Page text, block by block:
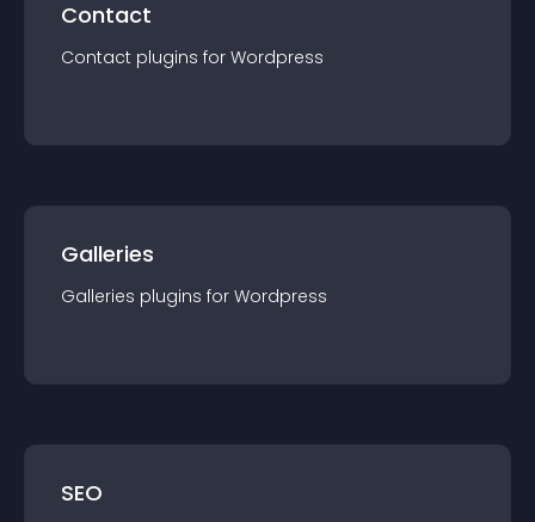
Contact
Contact plugins for Wordpress
Galleries
Galleries plugins for Wordpress
SEO